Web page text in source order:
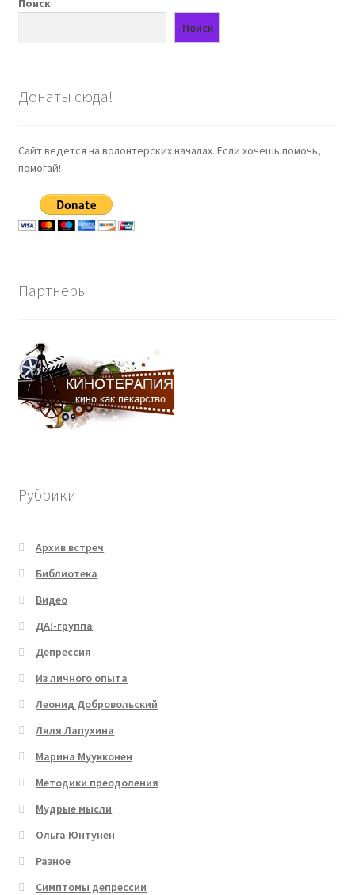
Поиск
Поиск
Донаты сюда!
Сайт ведется на волонтерских началах. Если хочешь помочь,
помогай!
Партнеры
Рубрики
Архив встреч
Библиотека
Видео
ДА!-группа
Депрессия
Из личного опыта
Леонид Добровольский
Ляля Лапухина
Марина Муукконен
Методики преодоления
Мудрые мысли
Ольга Юнтунен
Разное
Симптомы депрессии